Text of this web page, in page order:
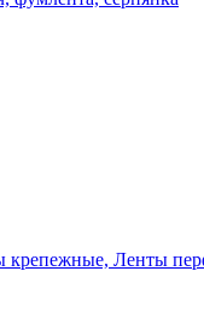
крепежные, Ленты